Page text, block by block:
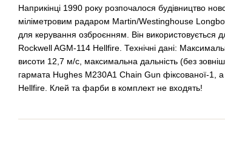
Наприкінці 1990 року розпочалося будівництво
міліметровим радаром Martin/Westinghouse
для керування озброєнням. Він використовується
Rockwell AGM-114 Hellfire. Технічні дані:
висоти 12,7 м/с, максимальна дальність (без
гармата Hughes M230A1 Chain Gun фіксованої-1, а
Hellfire. Клей та фарби в комплект не входять!